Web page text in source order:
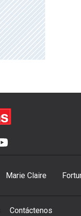
Marie Claire
Contáctenos